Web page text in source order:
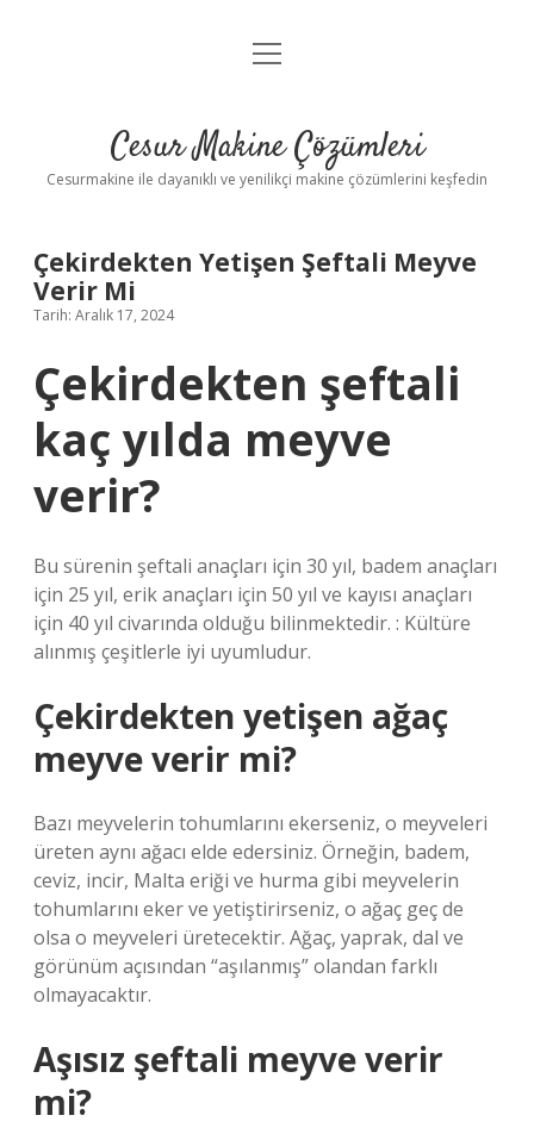
Anasayfa
Yasal Uyarı
menüyü
Cesur Makine Çözümleri
Cesurmakine ile dayanıklı ve yenilikçi makine çözümlerini keşfedin
Çekirdekten Yetişen Şeftali Meyve
Verir Mi
Tarih: Aralık 17, 2024
Çekirdekten şeftali
kaç yılda meyve
verir?
Bu sürenin şeftali anaçları için 30 yıl, badem anaçları
için 25 yıl, erik anaçları için 50 yıl ve kayısı anaçları
için 40 yıl civarında olduğu bilinmektedir. : Kültüre
alınmış çeşitlerle iyi uyumludur.
Çekirdekten yetişen ağaç
meyve verir mi?
Bazı meyvelerin tohumlarını ekerseniz, o meyveleri
üreten aynı ağacı elde edersiniz. Örneğin, badem,
ceviz, incir, Malta eriği ve hurma gibi meyvelerin
tohumlarını eker ve yetiştirirseniz, o ağaç geç de
olsa o meyveleri üretecektir. Ağaç, yaprak, dal ve
görünüm açısından “aşılanmış” olandan farklı
olmayacaktır.
Aşısız şeftali meyve verir
mi?